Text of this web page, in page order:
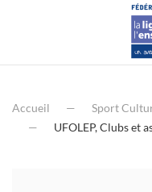
Accueil
Sport
UFOLEP, Clubs et